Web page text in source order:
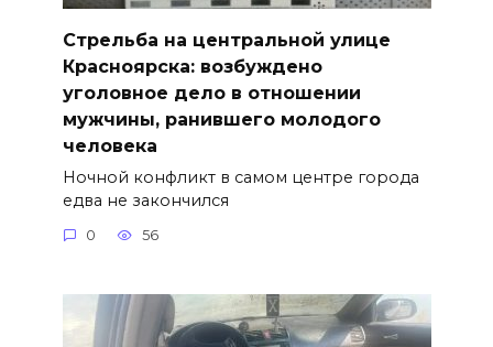
Стрельба на центральной улице
Красноярска: возбуждено
уголовное дело в отношении
мужчины, ранившего молодого
человека
Ночной конфликт в самом центре города
едва не закончился
0 56